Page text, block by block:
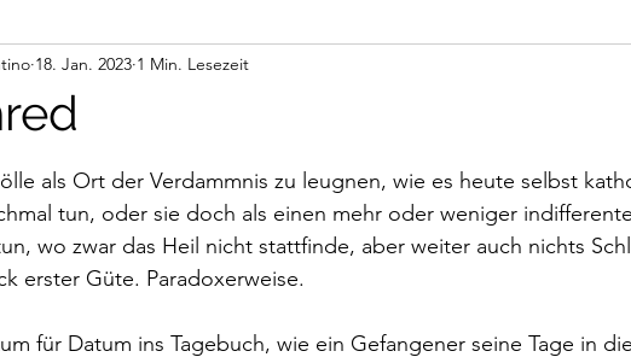
Videos Gedanken
18. Jan. 2023 1 Min. Lesezeit
Sternen bewertet.
als Ort der Verdammnis zu leugnen, wie es heute selbst
tun, oder sie doch als einen mehr oder weniger
wo zwar das Heil nicht stattfinde, aber weiter auch nichts
erster Güte. Paradoxerweise.
für Datum ins Tagebuch, wie ein Gefangener seine Tage in die